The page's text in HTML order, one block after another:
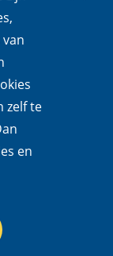
zelf te
en
Youtube
(externe
link)